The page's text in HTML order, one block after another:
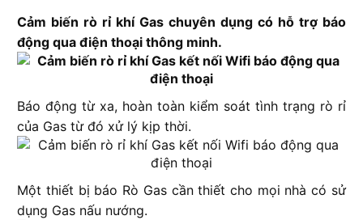
Cảm biến rò rỉ khí Gas chuyên dụng có hỗ trợ báo
động qua điện thoại thông minh.
Báo động từ xa, hoàn toàn kiểm soát tình trạng rò rỉ
của Gas từ đó xử lý kịp thời.
Một thiết bị báo Rò Gas cần thiết cho mọi nhà có sử
dụng Gas nấu nướng.